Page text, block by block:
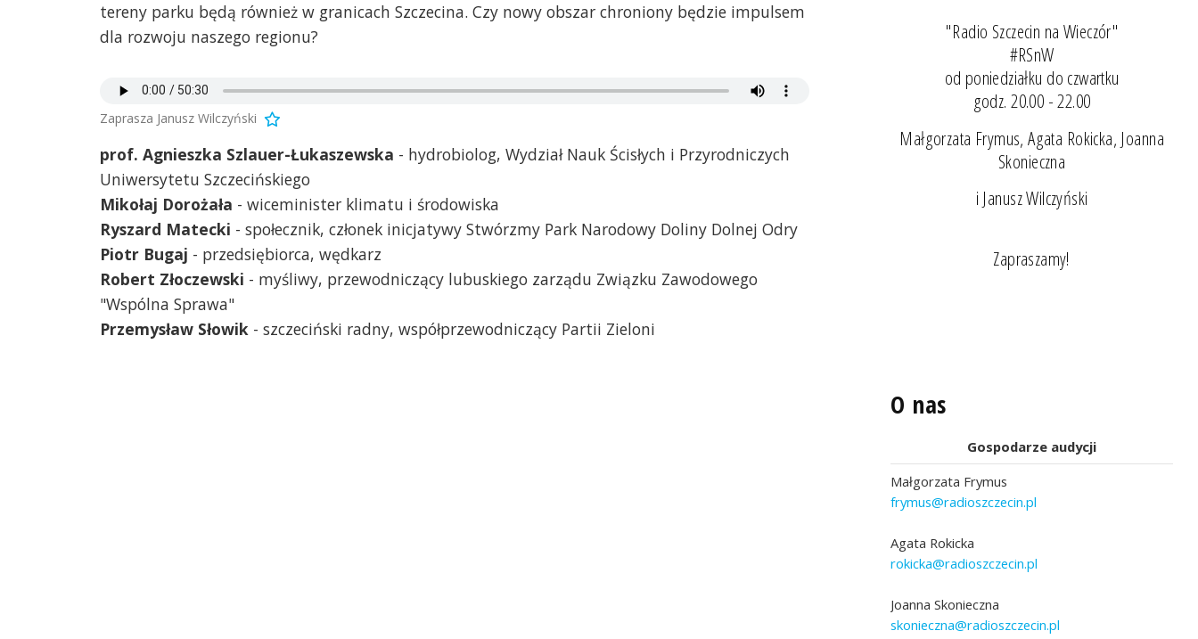
tereny parku będą również w granicach Szczecina. Czy nowy obszar chroniony będzie impulsem
dla rozwoju naszego regionu?
Zaprasza Janusz Wilczyński
prof. Agnieszka Szlauer-Łukaszewska - hydrobiolog, Wydział Nauk Ścisłych i Przyrodniczych
Uniwersytetu Szczecińskiego
Mikołaj Dorożała - wiceminister klimatu i środowiska
Ryszard Matecki - społecznik, członek inicjatywy Stwórzmy Park Narodowy Doliny Dolnej Odry
Piotr Bugaj - przedsiębiorca, wędkarz
Robert Złoczewski - myśliwy, przewodniczący lubuskiego zarządu Związku Zawodowego
"Wspólna Sprawa"
Przemysław Słowik - szczeciński radny, współprzewodniczący Partii Zieloni
"Radio Szczecin na Wieczór"
#RSnW
od poniedziałku do czwartku
godz. 20.00 - 22.00
Małgorzata Frymus, Agata Rokicka, Joanna
Skonieczna
i Janusz Wilczyński
Zapraszamy!
O nas
Gospodarze audycji
Małgorzata Frymus
frymus@radioszczecin.pl
Agata Rokicka
rokicka@radioszczecin.pl
Joanna Skonieczna
skonieczna@radioszczecin.pl